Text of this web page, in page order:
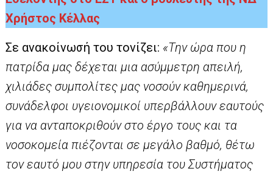
Χρήστος Κέλλας
Σε ανακοίνωσή του τονίζει: «Την ώρα που η
πατρίδα μας δέχεται μια ασύμμετρη απειλή,
χιλιάδες συμπολίτες μας νοσούν καθημερινά,
συνάδελφοι υγειονομικοί υπερβάλλουν εαυτούς
για να ανταποκριθούν στο έργο τους και τα
νοσοκομεία πιέζονται σε μεγάλο βαθμό, θέτω
τον εαυτό μου στην υπηρεσία του Συστήματος